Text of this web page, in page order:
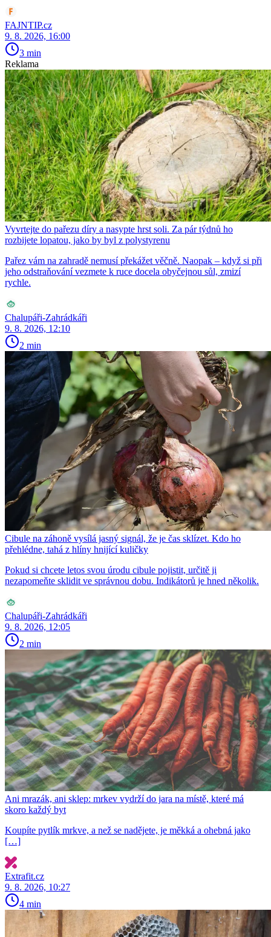
FAJNTIP.cz
9. 8. 2026, 16:00
3 min
Reklama
Vyvrtejte do pařezu díry a nasypte hrst soli. Za pár týdnů ho
rozbijete lopatou, jako by byl z polystyrenu
Pařez vám na zahradě nemusí překážet věčně. Naopak – když si při
jeho odstraňování vezmete k ruce docela obyčejnou sůl, zmizí
rychle.
Chalupáři-Zahrádkáři
9. 8. 2026, 12:10
2 min
Cibule na záhoně vysílá jasný signál, že je čas sklízet. Kdo ho
přehlédne, tahá z hlíny hnijící kuličky
Pokud si chcete letos svou úrodu cibule pojistit, určitě ji
nezapomeňte sklidit ve správnou dobu. Indikátorů je hned několik.
Chalupáři-Zahrádkáři
9. 8. 2026, 12:05
2 min
Ani mrazák, ani sklep: mrkev vydrží do jara na místě, které má
skoro každý byt
Koupíte pytlík mrkve, a než se nadějete, je měkká a ohebná jako
[…]
Extrafit.cz
9. 8. 2026, 10:27
4 min